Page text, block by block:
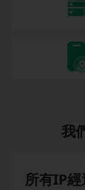
我
所有IP